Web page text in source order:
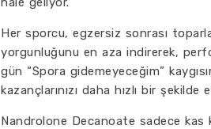
Her sporcu, egzersiz sonrası
yorgunluğunu en aza indirerek,
gün “Spora gidemeyeceğim”
kazançlarınızı daha hızlı bir
Nandrolone Decanoate sadece kas